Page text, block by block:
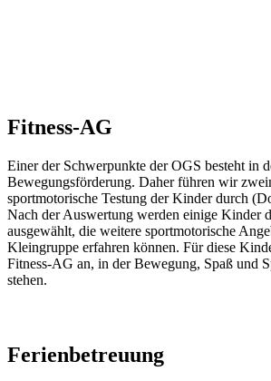
Fitness-AG
Einer der Schwerpunkte der OGS besteht in
Bewegungsförderung. Daher führen wir
sportmotorische Testung der Kinder durch
Nach der Auswertung werden einige Kinder
ausgewählt, die weitere sportmotorische
Kleingruppe erfahren können. Für diese
Fitness-AG an, in der Bewegung, Spaß und
stehen.
Ferienbetreuung